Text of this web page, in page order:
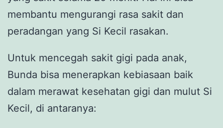
membantu mengurangi rasa sakit dan
peradangan yang Si Kecil rasakan.
Untuk mencegah sakit gigi pada anak,
Bunda bisa menerapkan kebiasaan baik
dalam merawat kesehatan gigi dan mulut Si
Kecil, di antaranya: